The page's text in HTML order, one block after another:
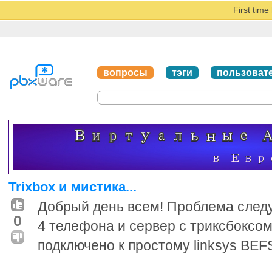
First time
вопросы тэги
Trixbox и мистика...
0
Добрый день всем! Проблема
4 телефона и сервер с
подключено к простому linksys